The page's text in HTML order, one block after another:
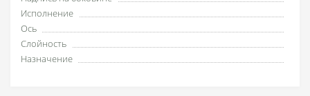
Исполнение
Ось
Слойность
Назначение